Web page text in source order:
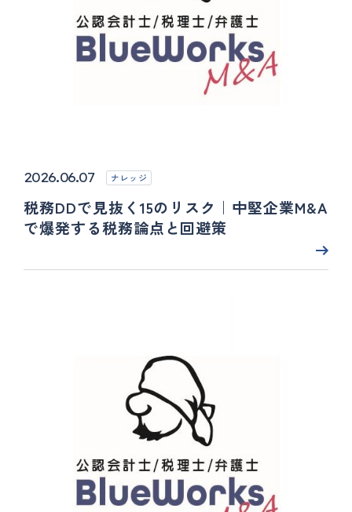
2026.06.07 ナレッジ
税務DDで見抜く15のリスク｜中堅企業M&A
で爆発する税務論点と回避策